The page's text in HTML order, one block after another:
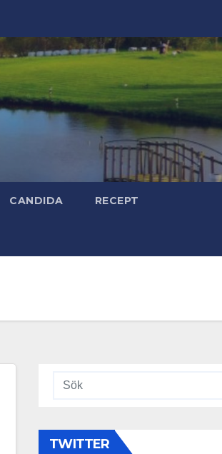
CANDIDA RECEPT
TWITTER